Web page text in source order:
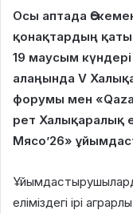
Осы аптада
қонақтардың
19 маусым
алаңында V
форумы мен
рет Халықаралық
Мясо’26»
еліміздегі ірі